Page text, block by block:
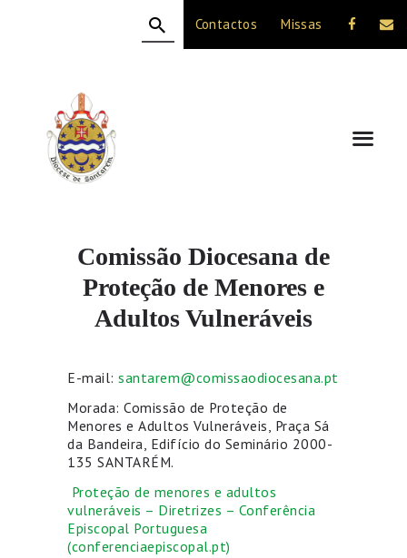
Contactos Missas
Comissão Diocesana de
Proteção de Menores e
Adultos Vulneráveis
A DIOCESE
CELEBRAÇÃO
VIDA CRISTÃ
NOTÍCIAS
E-mail: santarem@comissaodiocesana.pt
Morada: Comissão de Proteção de
Menores e Adultos Vulneráveis, Praça Sá
da Bandeira, Edifício do Seminário 2000-
135 SANTARÉM.
Proteção de menores e adultos
vulneráveis – Diretrizes – Conferência
Episcopal Portuguesa
(conferenciaepiscopal.pt)